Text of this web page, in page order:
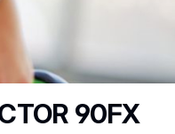
90FX